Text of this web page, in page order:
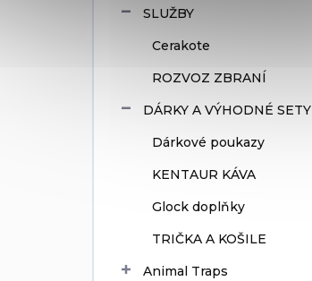
SLUŽBY
Cerakote
ROZVOZ ZBRANÍ
DÁRKY A VÝHODNÉ SETY
Dárkové poukazy
KENTAUR KÁVA
Glock doplňky
TRIČKA A KOŠILE
Animal Traps